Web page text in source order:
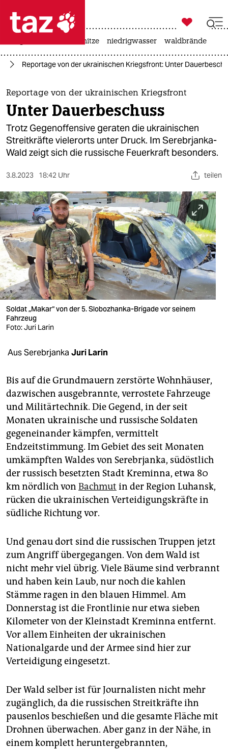
 taz zahl ich
taz zahl ich
themen
politik
öko
gesellschaft
sport
berlin
nord
wahrheit
verlag
verlag
shop
fragen & hilfe
unterstützen
abo
genossenschaft
epaper login

taz zahl ich
hitze niedrigwasser waldbrände
Reportage von der ukrainischen Kriegsfront: Unter
Reportage von der ukrainischen Kriegsfront
Unter Dauerbeschuss
Trotz Gegenoffensive geraten die ukrainischen
Streitkräfte vielerorts unter Druck. Im Serebrjanka-
Wald zeigt sich die russische Feuerkraft besonders.
3.8.2023 18:42 Uhr teilen
Soldat „Makar“ von der 5. Slobozhanka-Brigade vor seinem
Fahrzeug
Foto: Juri Larin
Aus Serebrjanka Juri Larin
Bis auf die Grundmauern zerstörte Wohnhäuser,
dazwischen ausgebrannte, verrostete Fahrzeuge
und Militärtechnik. Die Gegend, in der seit
Monaten ukrainische und russische Soldaten
gegeneinander kämpfen, vermittelt
Endzeitstimmung. Im Gebiet des seit Monaten
umkämpften Waldes von Serebrjanka, südöstlich
der russisch besetzten Stadt Kreminna, etwa 80
km nördlich von Bachmut in der Region Luhansk,
rücken die ukrainischen Verteidigungskräfte in
südliche Richtung vor.
Und genau dort sind die russischen Truppen jetzt
zum Angriff übergegangen. Von dem Wald ist
nicht mehr viel übrig. Viele Bäume sind verbrannt
und haben kein Laub, nur noch die kahlen
Stämme ragen in den blauen Himmel. Am
Donnerstag ist die Frontlinie nur etwa sieben
Kilometer von der Kleinstadt Kreminna entfernt.
Vor allem Einheiten der ukrainischen
Nationalgarde und der Armee sind hier zur
Verteidigung eingesetzt.
Der Wald selber ist für Journalisten nicht mehr
zugänglich, da die russischen Streitkräfte ihn
pausenlos beschießen und die gesamte Fläche mit
Drohnen überwachen. Aber ganz in der Nähe, in
einem komplett heruntergebrannten,